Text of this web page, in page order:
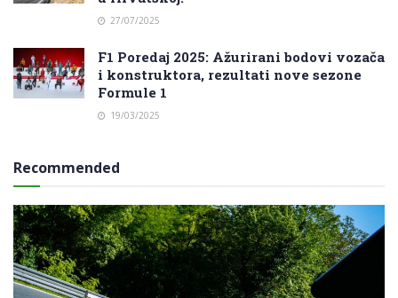
27/07/2025
F1 Poredaj 2025: Ažurirani bodovi vozača
i konstruktora, rezultati nove sezone
Formule 1
19/03/2025
Recommended